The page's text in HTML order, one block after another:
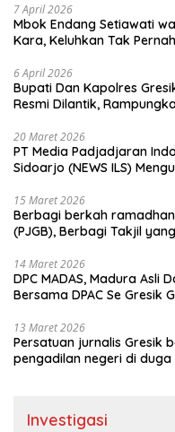
7 April 2026
Mbok Endang Setiawati
Kara, Keluhkan Tak
6 April 2026
​Bupati Dan Kapolres
Resmi Dilantik,
20 Maret 2026
PT Media Padjadjaran
Sidoarjo (NEWS ILS)
15 Maret 2026
Berbagi berkah
(PJGB), Berbagi Takjil
14 Maret 2026
DPC MADAS, Madura Asli
Bersama DPAC Se Gresik
13 Maret 2026
Persatuan jurnalis Gresik
pengadilan negeri di duga
Investigasi